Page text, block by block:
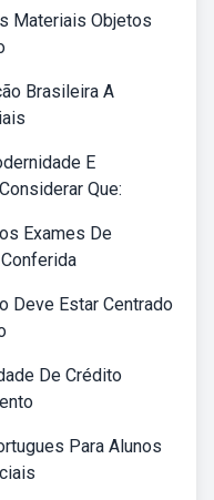
Materiais Objetos
Brasileira A
E
Que:
Exames De
Deve Estar Centrado
De Crédito
Para Alunos